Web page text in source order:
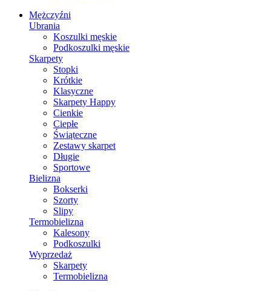
Mężczyźni
Ubrania
Koszulki męskie
Podkoszulki męskie
Skarpety
Stopki
Krótkie
Klasyczne
Skarpety Happy
Cienkie
Ciepłe
Świąteczne
Zestawy skarpet
Długie
Sportowe
Bielizna
Bokserki
Szorty
Slipy
Termobielizna
Kalesony
Podkoszulki
Wyprzedaż
Skarpety
Termobielizna